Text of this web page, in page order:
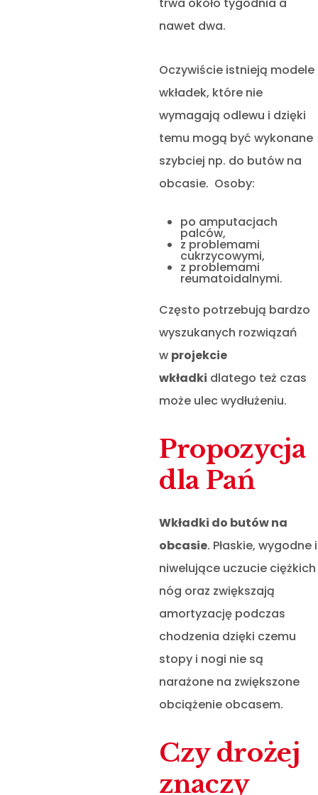
nawet dwa.
Oczywiście istnieją modele
wkładek, które nie
wymagają odlewu i dzięki
temu mogą być wykonane
szybciej np. do butów na
obcasie. Osoby:
po amputacjach
palców,
z problemami
cukrzycowymi,
z problemami
reumatoidalnymi.
Często potrzebują bardzo
wyszukanych rozwiązań
w projekcie
wkładki dlatego też czas
może ulec wydłużeniu.
Propozycja
dla Pań
Wkładki do butów na
obcasie. Płaskie, wygodne i
niwelujące uczucie ciężkich
nóg oraz zwiększają
amortyzację podczas
chodzenia dzięki czemu
stopy i nogi nie są
narażone na zwiększone
obciążenie obcasem.
Czy drożej
znaczy